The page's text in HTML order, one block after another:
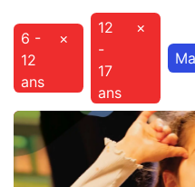
6 -
12
ans
×
12
-
17
ans
×